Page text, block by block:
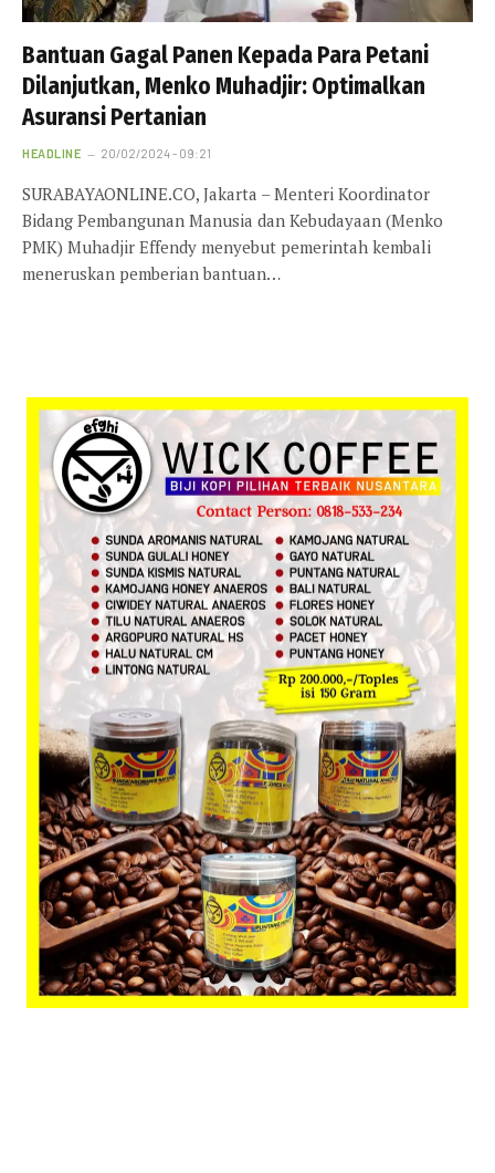
Bantuan Gagal Panen Kepada Para Petani
Dilanjutkan, Menko Muhadjir: Optimalkan
Asuransi Pertanian
HEADLINE 20/02/2024 - 09:21
SURABAYAONLINE.CO, Jakarta – Menteri Koordinator
Bidang Pembangunan Manusia dan Kebudayaan (Menko
PMK) Muhadjir Effendy menyebut pemerintah kembali
meneruskan pemberian bantuan…